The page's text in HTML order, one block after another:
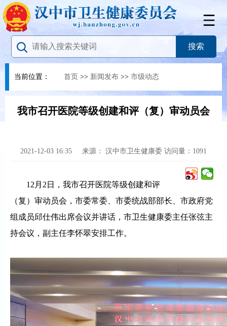
当前位置： 首页 >> 新闻发布 >> 市级动态
我市召开医院等级创建和评（复）审动员会
2021-12-03 16:35 来源： 汉中市卫生健康委 访问量： 1091
12月2日，我市召开医院等级创建和评
（复）审动员会，市委常委、市委统战部部长、市政府党
组成员邱仕伟出席会议并讲话，市卫生健康委主任张弦主
持会议，副主任李怀翠安排工作。